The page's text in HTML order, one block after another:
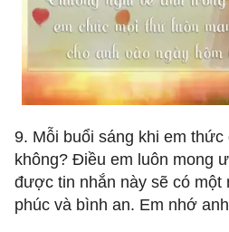
9. Mỗi buổi sáng khi em thức
không? Điều em luôn mong
được tin nhắn này sẽ có một
phúc và bình an. Em nhớ